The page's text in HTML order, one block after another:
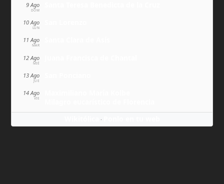
9 Ago
DOM
10 Ago
LUN
11 Ago
MAR
12 Ago
MIÉ
13 Ago
JUE
14 Ago
VIE
·